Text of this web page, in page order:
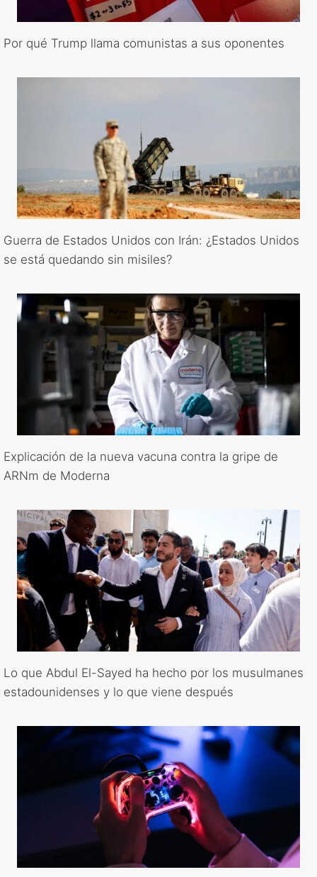
Por qué Trump llama comunistas a sus oponentes
Guerra de Estados Unidos con Irán: ¿Estados Unidos
se está quedando sin misiles?
Explicación de la nueva vacuna contra la gripe de
ARNm de Moderna
Lo que Abdul El-Sayed ha hecho por los musulmanes
estadounidenses y lo que viene después